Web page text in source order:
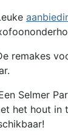
Selmer
het hout in